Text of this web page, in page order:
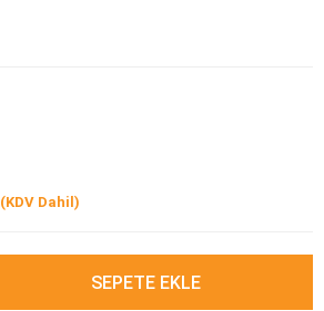
(KDV Dahil)